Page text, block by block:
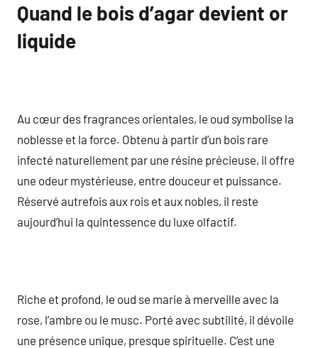
Quand le bois d’agar devient or
liquide
Au cœur des fragrances orientales, le oud symbolise la
noblesse et la force. Obtenu à partir d’un bois rare
infecté naturellement par une résine précieuse, il offre
une odeur mystérieuse, entre douceur et puissance.
Réservé autrefois aux rois et aux nobles, il reste
aujourd’hui la quintessence du luxe olfactif.
Riche et profond, le oud se marie à merveille avec la
rose, l’ambre ou le musc. Porté avec subtilité, il dévoile
une présence unique, presque spirituelle. C’est une